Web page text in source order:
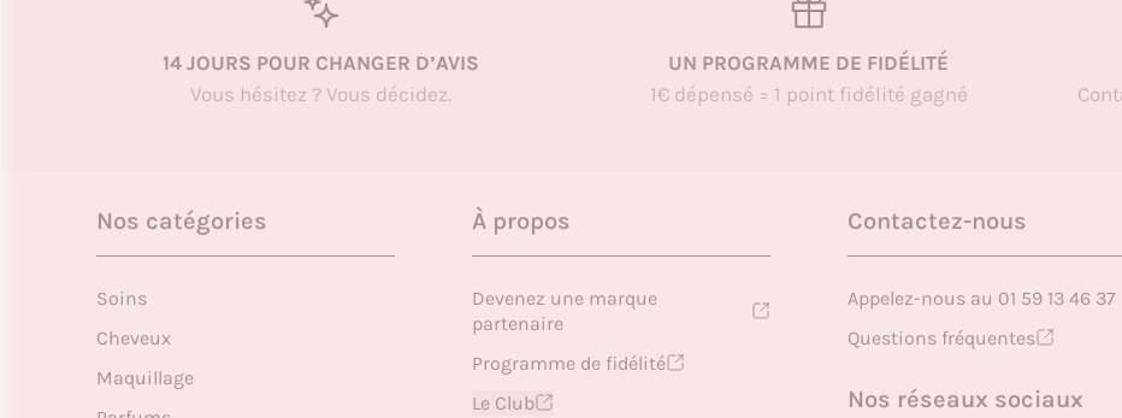
14 JOURS POUR CHANGER D’AVIS
Vous hésitez ? Vous décidez.
UN PROGRAMME DE FIDÉLITÉ
1€ dépensé = 1 point fidélité gagné
Nos catégories
Soins
Cheveux
Maquillage
À propos
Devenez une marque
partenaire
Programme de fidélité
Le Club
Contactez-nous
Appelez-nous au 01 59 13 46 37
Questions fréquentes
Nos réseaux sociaux